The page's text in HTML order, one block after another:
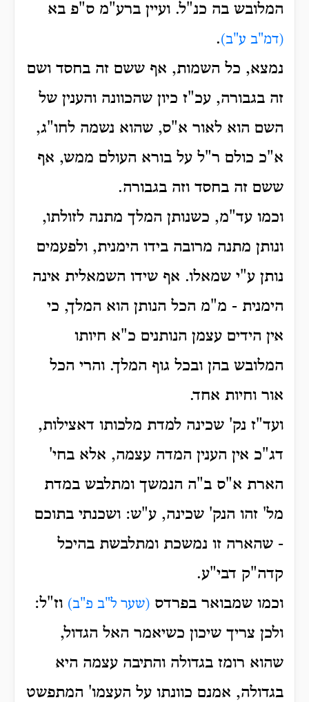
המלובש בה כנ"ל. ועיין ברע"מ ס"פ בא
(דמ"ב ע"ב).
נמצא, כל השמות, אף ששם זה בחסד ושם
זה בגבורה, עכ"ז כיון שהכוונה והענין של
השם הוא לאור א"ס, שהוא נשמה לחו"ג,
א"כ כולם ר"ל על בורא העולם ממש, אף
ששם זה בחסד וזה בגבורה.
וכמו עד"מ, כשנותן המלך מתנה לזולתו,
ונותן מתנה מרובה בידו הימנית, ולפעמים
נותן ע"י שמאלו. אף שידו השמאלית אינה
הימנית - מ"מ הכל הנותן הוא המלך, כי
אין הידים עצמן הנותנים כ"א חיותו
המלובש בהן ובכל גוף המלך. והרי הכל
אור וחיות אחד.
ועד"ז נק' שכינה למדת מלכותו דאצילות,
דג"כ אין הענין המדה עצמה, אלא בחי'
הארת א"ס ב"ה הנמשך ומתלבש במדת
מל' זהו הנק' שכינה, ע"ש: ושכנתי בתוכם
- שהארה זו נמשכת ומתלבשת בהיכל
קדה"ק דבי"ע.
וכמו שמבואר בפרדס (שער ל"ב פ"ב) וז"ל:
ולכן צריך שיכון כשיאמר האל הגדול,
שהוא רומז בגדולה והתיבה עצמה היא
בגדולה, אמנם כוונתו על העצמו' המתפשט